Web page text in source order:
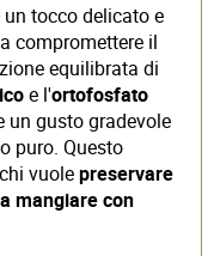
tocco delicato e
compromettere il
equilibrata di
e l'ortofosfato
un gusto gradevole
puro. Questo
vuolepreservare
mangiare con